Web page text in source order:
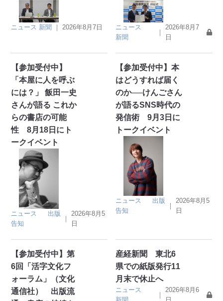
ニュース 新聞 ｜2026年8月7日
ニュース
新聞
｜
2026年8月7
日
【参加受付中】
「本屋に人を呼ぶ
には？」 飯田一史
さんが語る これか
らの書店の可能
性 8月18日にト
ークイベント
ニュース
出版
告知
｜
2026年8月5
日
【参加受付中】本
はどうすれば届く
のか──けんごさん
が語るSNS時代の
発信術 9月3日に
トークイベント
ニュース
出版
告知
｜
2026年8月5
日
【参加受付中】第
6回「活字文化フ
ォーラム」（文化
通信社） 出版流
産経新聞 東北6
県での紙版発行11
月末で休止へ
ニュース
新聞
｜
2026年8月6
日